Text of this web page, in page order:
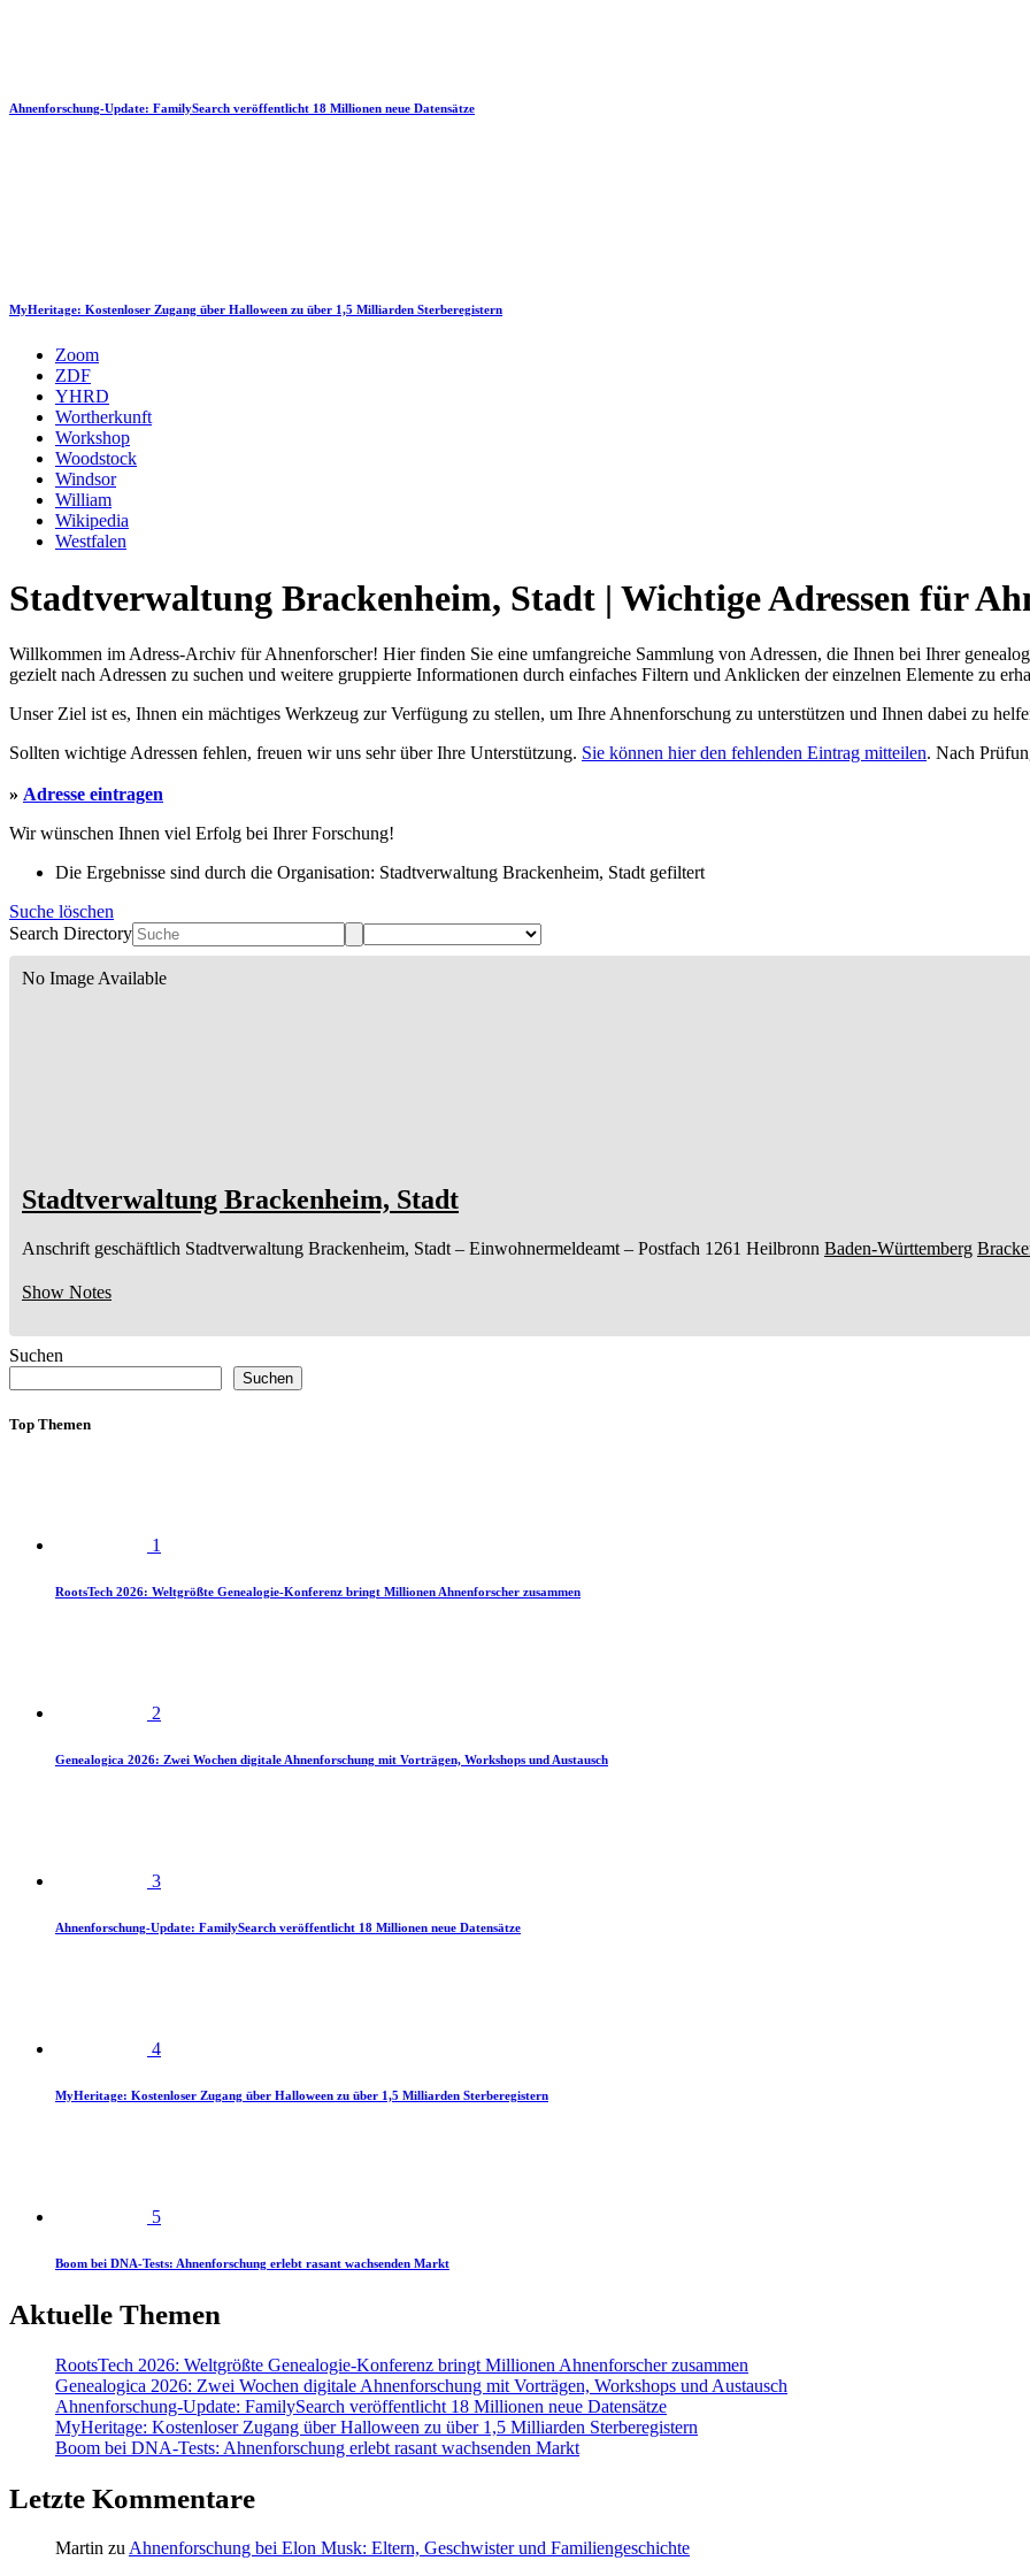
Ahnenforschung-Update: FamilySearch veröffentlicht 18 Millionen neue Datensätze
MyHeritage: Kostenloser Zugang über Halloween zu über 1,5 Milliarden Sterberegistern
Zoom
ZDF
YHRD
Wortherkunft
Workshop
Woodstock
Windsor
William
Wikipedia
Westfalen
Stadtverwaltung Brackenheim, Stadt | Wichtige Adressen für
Willkommen im Adress-Archiv für Ahnenforscher! Hier finden Sie eine umfangreiche Sammlung von Adressen, die Ihnen bei Ihrer
gezielt nach Adressen zu suchen und weitere gruppierte Informationen durch einfaches Filtern und Anklicken der einzelnen Elemente zu
Unser Ziel ist es, Ihnen ein mächtiges Werkzeug zur Verfügung zu stellen, um Ihre Ahnenforschung zu unterstützen und Ihnen dabei zu
Sollten wichtige Adressen fehlen, freuen wir uns sehr über Ihre Unterstützung. Sie können hier den fehlenden Eintrag mitteilen. Nach
» Adresse eintragen
Wir wünschen Ihnen viel Erfolg bei Ihrer Forschung!
Die Ergebnisse sind durch die Organisation: Stadtverwaltung Brackenheim, Stadt gefiltert
Suche löschen
Search Directory
No Image Available
Stadtverwaltung Brackenheim, Stadt
Anschrift geschäftlich Stadtverwaltung Brackenheim, Stadt – Einwohnermeldeamt – Postfach 1261 Heilbronn Baden-Württemberg
Show Notes
Suchen
Suchen
Top Themen
1
RootsTech 2026: Weltgrößte Genealogie-Konferenz bringt Millionen Ahnenforscher zusammen
2
Genealogica 2026: Zwei Wochen digitale Ahnenforschung mit Vorträgen, Workshops und Austausch
3
Ahnenforschung-Update: FamilySearch veröffentlicht 18 Millionen neue Datensätze
4
MyHeritage: Kostenloser Zugang über Halloween zu über 1,5 Milliarden Sterberegistern
5
Boom bei DNA-Tests: Ahnenforschung erlebt rasant wachsenden Markt
Aktuelle Themen
RootsTech 2026: Weltgrößte Genealogie-Konferenz bringt Millionen Ahnenforscher zusammen
Genealogica 2026: Zwei Wochen digitale Ahnenforschung mit Vorträgen, Workshops und Austausch
Ahnenforschung-Update: FamilySearch veröffentlicht 18 Millionen neue Datensätze
MyHeritage: Kostenloser Zugang über Halloween zu über 1,5 Milliarden Sterberegistern
Boom bei DNA-Tests: Ahnenforschung erlebt rasant wachsenden Markt
Letzte Kommentare
Martin zu Ahnenforschung bei Elon Musk: Eltern, Geschwister und Familiengeschichte